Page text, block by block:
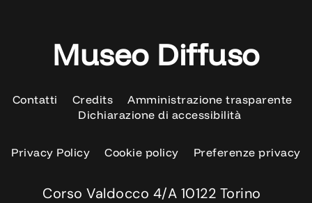
Museo Diffuso
Contatti Credits
Amministrazione trasparente
Dichiarazione di accessibilità
Privacy Policy Cookie policy Preferenze privacy
Corso Valdocco 4/A 10122 Torino